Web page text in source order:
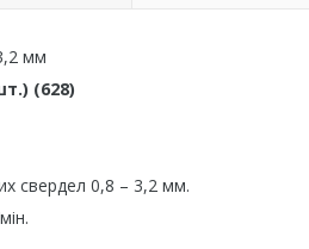
мм
(628)
свердел 0,8 – 3,2 мм.